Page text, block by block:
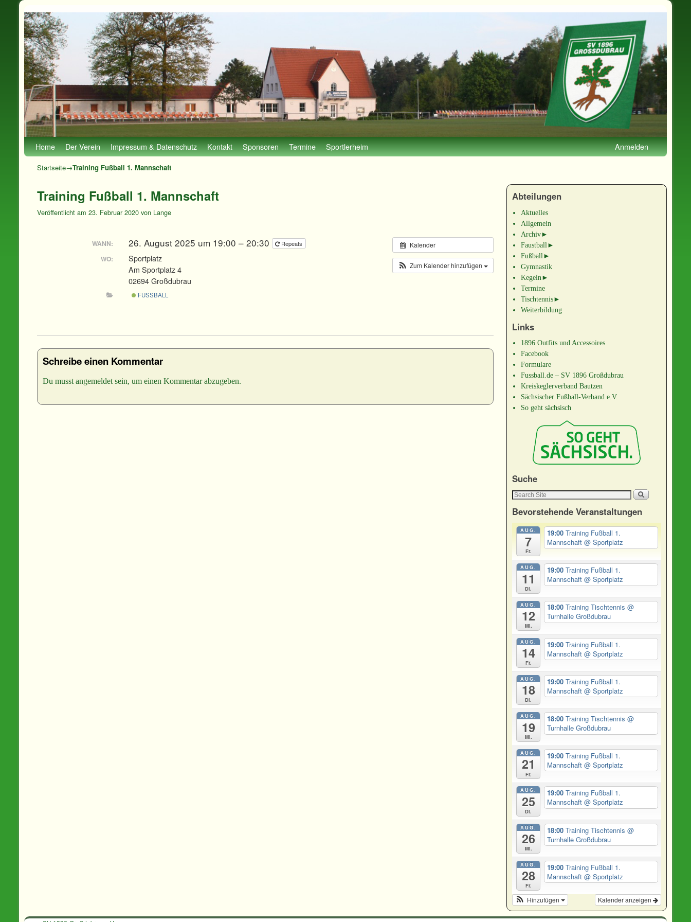
Home Der Verein Impressum & Datenschutz Kontakt Sponsoren Termine Sportlerheim Anmelden
Startseite→Training Fußball 1. Mannschaft
Training Fußball 1. Mannschaft
Veröffentlicht am 23. Februar 2020 von Lange
Kalender
Zum Kalender hinzufügen
WANN: 26. August 2025 um 19:00 – 20:30 Repeats
WO:
Sportplatz
Am Sportplatz 4
02694 Großdubrau
FUSSBALL
Schreibe einen Kommentar
Du musst angemeldet sein, um einen Kommentar abzugeben.
Abteilungen
Aktuelles
Allgemein
Archiv►
Faustball►
Fußball►
Gymnastik
Kegeln►
Termine
Tischtennis►
Weiterbildung
Links
1896 Outfits und Accessoires
Facebook
Formulare
Fussball.de – SV 1896 Großdubrau
Kreiskeglerverband Bautzen
Sächsischer Fußball-Verband e.V.
So geht sächsisch
Suche
Bevorstehende Veranstaltungen
AUG.
7
Fr.
19:00Training Fußball 1.
Mannschaft@ Sportplatz
AUG.
11
Di.
19:00Training Fußball 1.
Mannschaft@ Sportplatz
AUG.
12
Mi.
18:00Training Tischtennis@
Turnhalle Großdubrau
AUG.
14
Fr.
19:00Training Fußball 1.
Mannschaft@ Sportplatz
AUG.
18
Di.
19:00Training Fußball 1.
Mannschaft@ Sportplatz
AUG.
19
Mi.
18:00Training Tischtennis@
Turnhalle Großdubrau
AUG.
21
Fr.
19:00Training Fußball 1.
Mannschaft@ Sportplatz
AUG.
25
Di.
19:00Training Fußball 1.
Mannschaft@ Sportplatz
AUG.
26
Mi.
18:00Training Tischtennis@
Turnhalle Großdubrau
AUG.
28
Fr.
19:00Training Fußball 1.
Mannschaft@ Sportplatz
Kalender anzeigen
Hinzufügen